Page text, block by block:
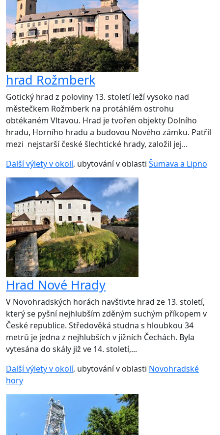
hrad Rožmberk
Gotický hrad z poloviny 13. století leží vysoko nad
městečkem Rožmberk na protáhlém ostrohu
obtékaném Vltavou. Hrad je tvořen objekty Dolního
hradu, Horního hradu a budovou Nového zámku. Patřil
mezi nejstarší české šlechtické hrady, založil jej...
Další výlety v okolí, ubytování v oblasti Šumava a Lipno
Hrad Nové Hrady
V Novohradských horách navštivte hrad ze 13. století,
který se pyšní nejhlubším zděným suchým příkopem v
České republice. Středověká studna s hloubkou 34
metrů je jedna z nejhlubších v jižních Čechách. Byla
vytesána do skály již ve 14. století,...
Další výlety v okolí, ubytování v oblasti Novohradské
hory